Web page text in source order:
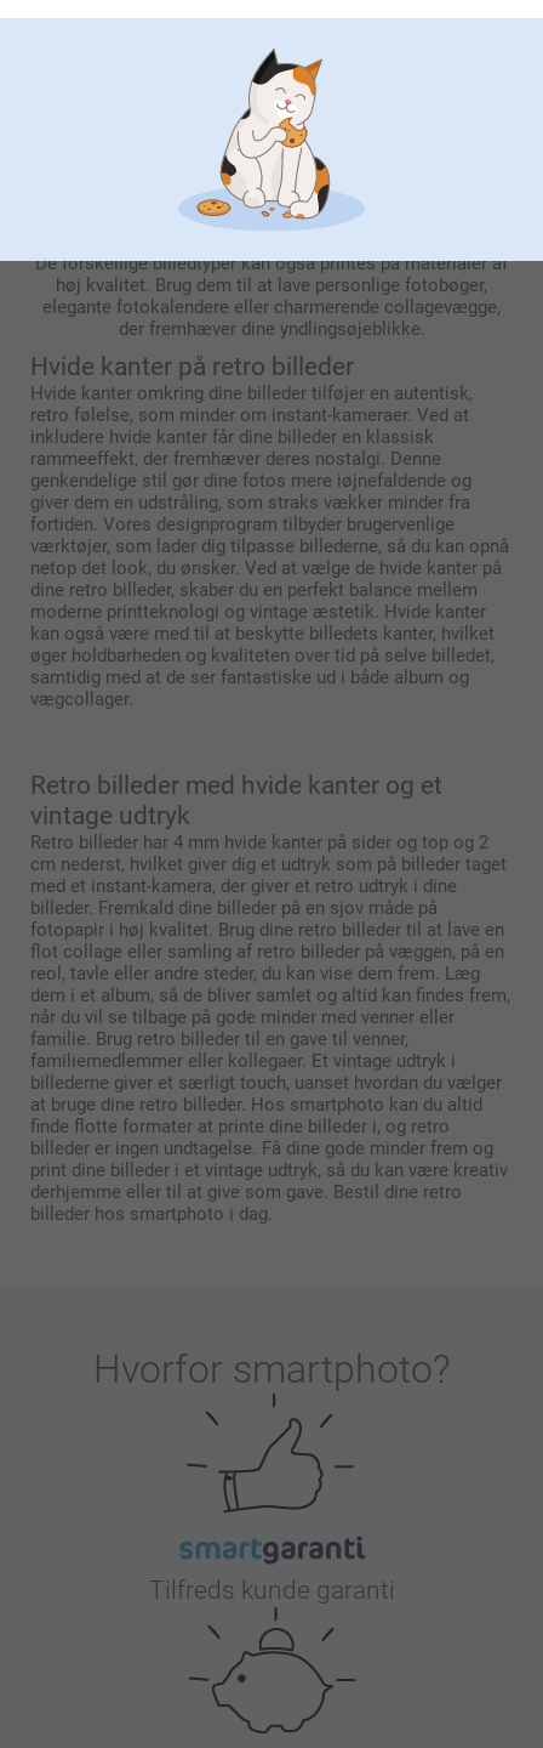
Forskellige typer billeder
Vi tilbyder flere forskellige typer billeder, som kan tilpasses
dine behov. Vælg mellem almindelige, panoramiske, eller
retro billeder, hver med deres unikke charme. Retro billeder
er særligt populære for deres ikoniske hvide kanter og
instant-kamera look. Denne stil giver dine fotos et tidløst
og nostalgisk præg. Retro billeder skaber øjeblikkeligt en
De forskellige billedtyper kan også printes på materialer af
høj kvalitet. Brug dem til at lave personlige fotobøger,
elegante fotokalendere eller charmerende collagevægge,
der fremhæver dine yndlingsøjeblikke.
Hvide kanter på retro billeder
Hvide kanter omkring dine billeder tilføjer en autentisk,
retro følelse, som minder om instant-kameraer. Ved at
inkludere hvide kanter får dine billeder en klassisk
rammeeffekt, der fremhæver deres nostalgi. Denne
genkendelige stil gør dine fotos mere iøjnefaldende og
giver dem en udstråling, som straks vækker minder fra
fortiden. Vores designprogram tilbyder brugervenlige
værktøjer, som lader dig tilpasse billederne, så du kan opnå
netop det look, du ønsker. Ved at vælge de hvide kanter på
dine retro billeder, skaber du en perfekt balance mellem
moderne printteknologi og vintage æstetik. Hvide kanter
kan også være med til at beskytte billedets kanter, hvilket
øger holdbarheden og kvaliteten over tid på selve billedet,
samtidig med at de ser fantastiske ud i både album og
vægcollager.
Retro billeder med hvide kanter og et
vintage udtryk
Retro billeder har 4 mm hvide kanter på sider og top og 2
cm nederst, hvilket giver dig et udtryk som på billeder taget
med et instant-kamera, der giver et retro udtryk i dine
billeder. Fremkald dine billeder på en sjov måde på
fotopapir i høj kvalitet. Brug dine retro billeder til at lave en
flot collage eller samling af retro billeder på væggen, på en
reol, tavle eller andre steder, du kan vise dem frem. Læg
dem i et album, så de bliver samlet og altid kan findes frem,
når du vil se tilbage på gode minder med venner eller
familie. Brug retro billeder til en gave til venner,
familiemedlemmer eller kollegaer. Et vintage udtryk i
billederne giver et særligt touch, uanset hvordan du vælger
at bruge dine retro billeder. Hos smartphoto kan du altid
finde flotte formater at printe dine billeder i, og retro
billeder er ingen undtagelse. Få dine gode minder frem og
print dine billeder i et vintage udtryk, så du kan være kreativ
derhjemme eller til at give som gave. Bestil dine retro
billeder hos smartphoto i dag.
Hvorfor smartphoto?
Tilfreds kunde garanti